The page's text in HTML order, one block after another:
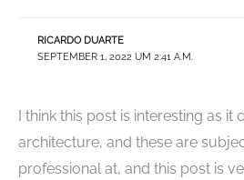
RICARDO DUARTE
SEPTEMBER 1, 2022 UM 2:41 A.M.
I think this post is interesting as it
architecture, and these are
professional at, and this post is